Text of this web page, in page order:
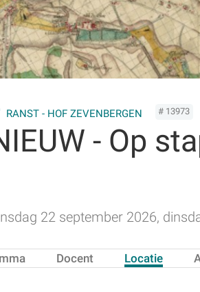
RANST - HOF ZEVENBERGEN # 13973
- Op
22 september 2026,
Docent Locatie